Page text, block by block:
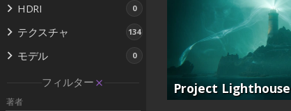
HDRI 0
テクスチャ 134
モデル 0
フィルター
著者
Project Lighthouse